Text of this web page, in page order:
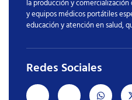
la producción y
y equipos médicos portátiles
educación y atención en salud,
Redes Sociales